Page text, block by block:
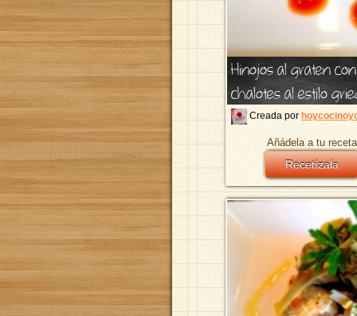
Hinojos al graten
chalotes al estilo
Creada por
Añádela a tu
Recetízala